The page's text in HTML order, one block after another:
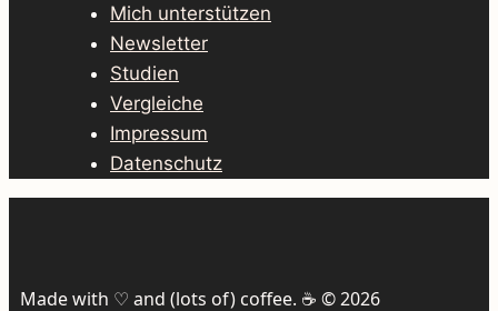
Mich unterstützen
Newsletter
Studien
Vergleiche
Impressum
Datenschutz
Made with ♡ and (lots of) coffee. ☕️ © 2026